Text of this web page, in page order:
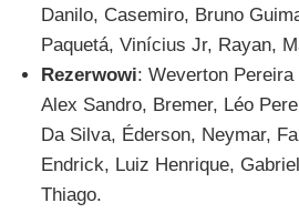
Danilo, Casemiro, Bruno
Paquetá, Vinícius Jr, Rayan,
Rezerwowi: Weverton
Alex Sandro, Bremer, Léo
Da Silva, Éderson, Neymar,
Endrick, Luiz Henrique,
Thiago.